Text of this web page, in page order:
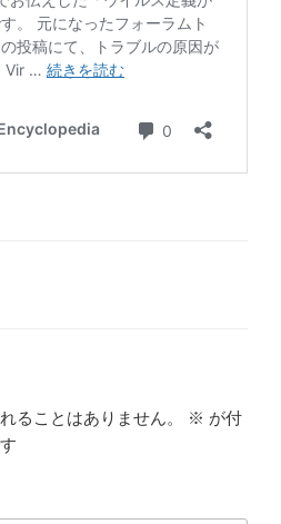
ることはありません。 ※ が付